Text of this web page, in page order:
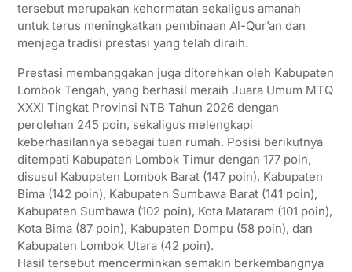
tersebut merupakan kehormatan sekaligus amanah
untuk terus meningkatkan pembinaan Al-Qur’an dan
menjaga tradisi prestasi yang telah diraih.
Prestasi membanggakan juga ditorehkan oleh Kabupaten
Lombok Tengah, yang berhasil meraih Juara Umum MTQ
XXXI Tingkat Provinsi NTB Tahun 2026 dengan
perolehan 245 poin, sekaligus melengkapi
keberhasilannya sebagai tuan rumah. Posisi berikutnya
ditempati Kabupaten Lombok Timur dengan 177 poin,
disusul Kabupaten Lombok Barat (147 poin), Kabupaten
Bima (142 poin), Kabupaten Sumbawa Barat (141 poin),
Kabupaten Sumbawa (102 poin), Kota Mataram (101 poin),
Kota Bima (87 poin), Kabupaten Dompu (58 poin), dan
Kabupaten Lombok Utara (42 poin).
Hasil tersebut mencerminkan semakin berkembangnya